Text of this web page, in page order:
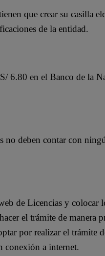
que crear su casilla
de la entidad.
6.80 en el Banco de la
no deben contar con
de Licencias y colocar
el trámite de manera
por realizar el trámite
conexión a internet.